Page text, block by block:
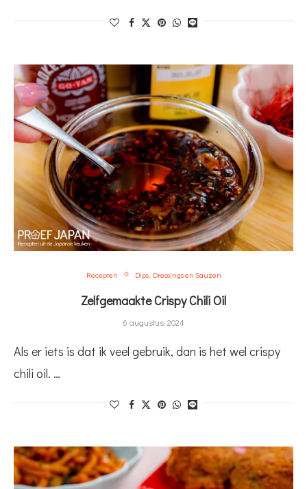
Recepten Dips, Dressings en Sauzen
Zelfgemaakte Crispy Chili Oil
6 augustus, 2024
Als er iets is dat ik veel gebruik, dan is het wel crispy
chili oil. …